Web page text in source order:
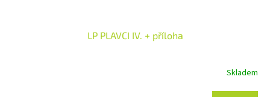
LP PLAVCI IV. + příloha
Skladem